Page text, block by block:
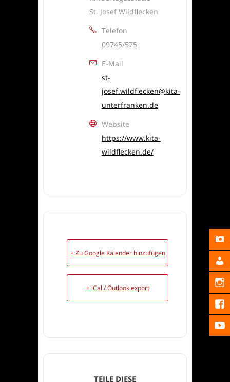
St. Josef Wildflecken
Telefon
09745/575
E-Mail
st-
josef.wildflecken@kita-
unterfranken.de
Website
https://www.kita-
wildflecken.de/
+ Zu Google Kalender hinzufügen
+ iCal / Outlook export
TEILE DIESE